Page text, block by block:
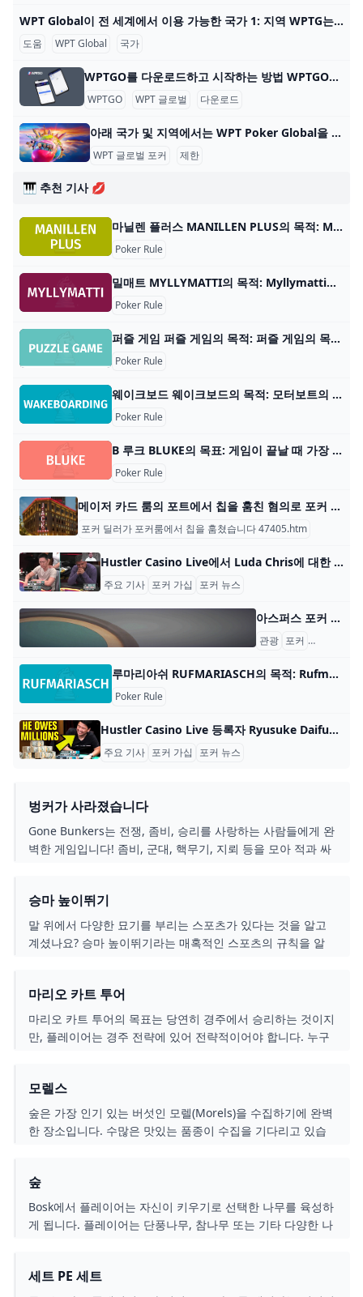
WPT Global이 전 세계에서 이용 가능한 국가 1: 지역 WPTG는 다음 지역을 지원합니다: 대한민국 🇰🇷 일본 🇯🇵 베트남 🇻🇳 멕시코 🇲🇽 말레이시아 🇲🇾 인도네시아 🇮🇩 WPTG는 이러한 지역에 오프라인 부서
도움 WPT Global 국가
WPTGO를 다운로드하고 시작하는 방법 WPTGO를 다운로드하고 온라인 포커를 시작하는 방법 World Poker Tour와 관련된 온라인 포커 플랫폼인 WPTGO를 시작하는 것은 간단하고 빠릅니다. 다음의 간단한
WPTGO WPT 글로벌 다운로드
아래 국가 및 지역에서는 WPT Poker Global을 다운로드하고 플레이할 수 없습니다. WPT Global Poker는 100개 이상의 국가에서 플레이어가 접속할 수 있지만 현지 규정에 따른 특정 제한 사항이 있습니다. 아래 국가 및 지역에서 WPT Poker Global을 다운
WPT 글로벌 포커 제한
🎹 추천 기사 💋
마닐렌 플러스 MANILLEN PLUS의 목적: Manillen Plus의 목표는 101점을 획득하여 가장 먼저 승리하는 팀이 되는 것입니다. 플레이어 수: 3명 또는 6명 재료: 52장의 카드로 구성된 수
Poker Rule
밀매트 MYLLYMATTI의 목적: Myllymatti의 목적은 카드를 들고 있는 마지막 플레이어가 되지 않는 것입니다. 플레이어 수: 2~4명 재료: 표준 52장
Poker Rule
퍼즐 게임 퍼즐 게임의 목적: 퍼즐 게임의 목적은 같은 색의 가장 긴 줄을 얻는 것입니다. 플레이어 수: 1명 이상 자료: Kumospace 계정, 인터넷 및 장치 게임 유형: 가상 퍼즐 게임 대상: 1
Poker Rule
웨이크보드 웨이크보드의 목적: 모터보트의 항적 꼭대기를 통과하는 동안 웨이크보드에서 트릭을 수행하여 가장 많은 점수를 얻으세요. 플레이어 수: 2명 이상 재료: 웨이크보드
Poker Rule
B 루크 BLUKE의 목표: 게임이 끝날 때 가장 많은 점수를 얻은 플레이어가 되세요. 플레이어 수: 3~4명 카드 수: 카드 덱 52개와 조커 2개 카드 순위: 2(낮음) – 에
Poker Rule
메이저 카드 룸의 포트에서 칩을 훔친 혐의로 포커 딜러 기소 하늘을 바라보는 눈과 세부 사항에 대한 포커 플레이어의 관심으로 인해 JACK Cleveland Casino의 포커 딜러가 현금 게임 포트에서 칩을 훔친 혐의로 해고되고 기소되었습니다.
포커 딜러가 포커룸에서 칩을 훔쳤습니다 47405.htm
Hustler Casino Live에서 Luda Chris에 대한 포커 부정 행위 혐의 GT는 Luda Chris가 의심스러운 핸드에서 8h6h로 에이스를 성공시킨 후 부정행위를 했다고 비난했습니다. GT는 단지 패배자였나요, 아니면 비난에 뭔가가 있
주요 기사 포커 가십 포커 뉴스
아스퍼스 포커 웹사이트: https://www.aspersstratford.co.uk/poker-tournaments.html 2024년 4월 4~7일 영국 스프링 포커 페스티벌, 런던 (8) 토너먼트 스포트라이트 2024년 4월 5~15일 슬로바키아 월드 포커 투어 프라임 - WPT
관광 포커 포커 데이
루마리아쉬 RUFMARIASCH의 목적: Rufmariasch의 목적은 지불을 받는 것입니다. 플레이어 수: 4명 재료: 32장 카드로 구성된 독일 덱 또는 52장 카드
Poker Rule
Hustler Casino Live 등록자 Ryusuke Daifuku와 누락된 $15000000는 어디에 있습니까? 그들은 여기에서 그를 찾고, 저기서 찾고, 어디에서나 류스케를 찾고 있습니다! $15,000,000의 빚을 갖고 사라진 포커 버전의 스칼렛 핌퍼넬(Ryusu
주요 기사 포커 가십 포커 뉴스
벙커가 사라졌습니다
Gone Bunkers는 전쟁, 좀비, 승리를 사랑하는 사람들에게 완
벽한 게임입니다! 좀비, 군대, 핵무기, 지뢰 등을 모아 적과 싸
습니다!
승마 높이뛰기
말 위에서 다양한 묘기를 부리는 스포츠가 있다는 것을 알고
계셨나요? 승마 높이뛰기라는 매혹적인 스포츠의 규칙을 알
마리오 카트 투어
마리오 카트 투어의 목표는 당연히 경주에서 승리하는 것이지
만, 플레이어는 경주 전략에 있어 전략적이어야 합니다. 누구
모렐스
숲은 가장 인기 있는 버섯인 모렐(Morels)을 수집하기에 완벽
한 장소입니다. 수많은 맛있는 품종이 수집을 기다리고 있습
요리하여 더 많은 포인트를 획득하여 게임 승리에 더 가까워
질 수도 있습니다!
숲
Bosk에서 플레이어는 자신이 키우기로 선택한 나무를 육성하
게 됩니다. 플레이어는 단풍나무, 참나무 또는 기타 다양한 나
어는 봄 내내 나무를 키워 여름에 등산객들이 멍하니 있을 때
세트 PE 세트